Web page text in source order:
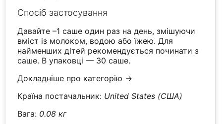
Спосіб застосування
Давайте –1 саше один раз на день, змішуючи
вміст із молоком, водою або їжею. Для
найменших дітей рекомендується починати з
саше. В упаковці — 30 саше.
Докладніше про категорію →
Країна постачальник: United States (США)
Вага: 0.08 кг